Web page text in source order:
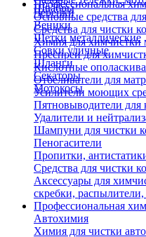
Швабры
Черенки
Веники
Щетки металлические
Совки уличные
Шланги
Секаторы
Мотокосы
Профессиональная
Основные средства
Средства для чистки
Химия для химчистки
Преспреи для
Кислотные
Отбеливатели для
Усилители моющих
Пятновыводители для
Удалители и
Шампуни для чистки
Пеногасители
Пропитки,
Средства для чистки
Аксессуары для
скребки,
Профессиональная
Автохимия
Химия для чистки